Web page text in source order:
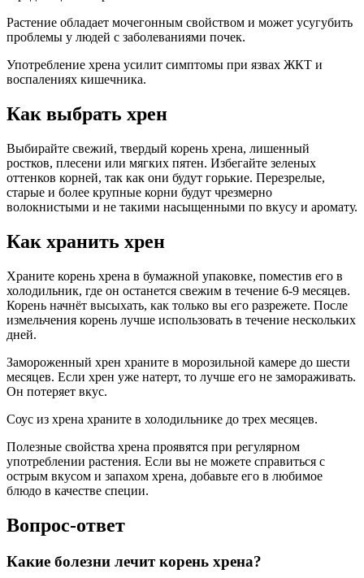
Растение обладает мочегонным свойством и может усугубить
проблемы у людей с заболеваниями почек.
Употребление хрена усилит симптомы при язвах ЖКТ и
воспалениях кишечника.
Как выбрать хрен
Выбирайте свежий, твердый корень хрена, лишенный
ростков, плесени или мягких пятен. Избегайте зеленых
оттенков корней, так как они будут горькие. Перезрелые,
старые и более крупные корни будут чрезмерно
волокнистыми и не такими насыщенными по вкусу и аромату.
Как хранить хрен
Храните корень хрена в бумажной упаковке, поместив его в
холодильник, где он останется свежим в течение 6-9 месяцев.
Корень начнёт высыхать, как только вы его разрежете. После
измельчения корень лучше использовать в течение нескольких
дней.
Замороженный хрен храните в морозильной камере до шести
месяцев. Если хрен уже натерт, то лучше его не замораживать.
Он потеряет вкус.
Соус из хрена храните в холодильнике до трех месяцев.
Полезные свойства хрена проявятся при регулярном
употреблении растения. Если вы не можете справиться с
острым вкусом и запахом хрена, добавьте его в любимое
блюдо в качестве специи.
Вопрос-ответ
Какие болезни лечит корень хрена?